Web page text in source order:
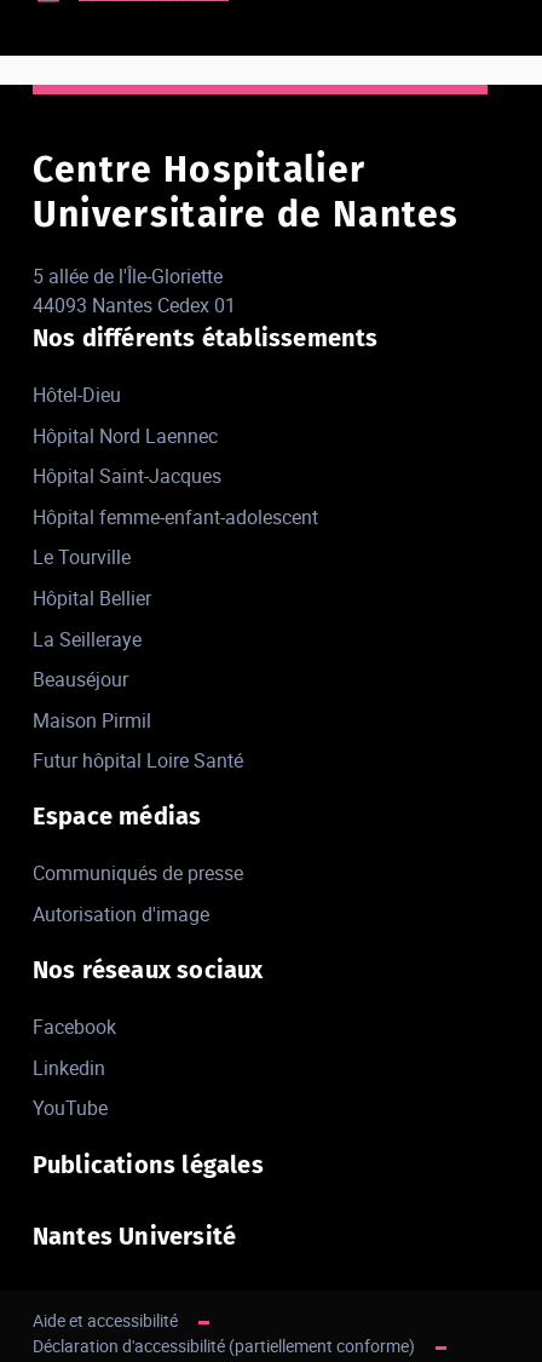
Centre Hospitalier
Universitaire de Nantes
5 allée de l'Île-Gloriette
44093 Nantes Cedex 01
Nos différents établissements
Hôtel-Dieu
Hôpital Nord Laennec
Hôpital Saint-Jacques
Hôpital femme-enfant-adolescent
Le Tourville
Hôpital Bellier
La Seilleraye
Beauséjour
Maison Pirmil
Futur hôpital Loire Santé
Espace médias
Communiqués de presse
Autorisation d'image
Nos réseaux sociaux
Facebook
Linkedin
YouTube
Publications légales
Nantes Université
Aide et accessibilité
Déclaration d'accessibilité (partiellement conforme)